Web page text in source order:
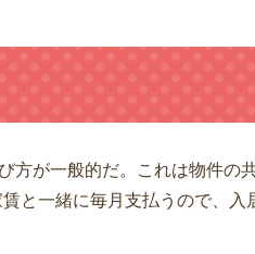
方が一般的だ。これは物件の
と一緒に毎月支払うので、入